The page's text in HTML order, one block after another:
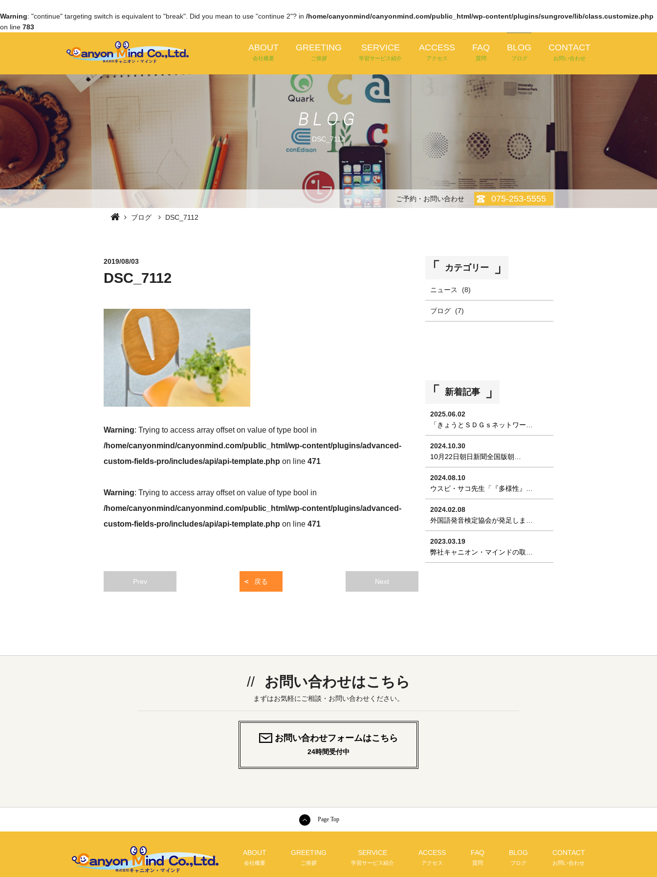
Warning: "continue" targeting switch is equivalent to "break". Did you mean to use "continue 2"? in /home/canyonmind/canyonmind.com/public_html/wp-content/plugins/sungrove/lib/class.customize.php
on line 783
ABOUT
会社概要
GREETING
ご挨拶
SERVICE
学習サービス紹介
ACCESS
アクセス
FAQ
質問
BLOG
ブログ
CONTACT
お問い合わせ
BLOG
DSC_7112
ご予約・お問い合わせ 075-253-5555
ブログ DSC_7112
2019/08/03
DSC_7112
Warning: Trying to access array offset on value of type bool in
/home/canyonmind/canyonmind.com/public_html/wp-content/plugins/advanced-
custom-fields-pro/includes/api/api-template.php on line 471
Warning: Trying to access array offset on value of type bool in
/home/canyonmind/canyonmind.com/public_html/wp-content/plugins/advanced-
custom-fields-pro/includes/api/api-template.php on line 471
Prev 戻る Next
カテゴリー
ニュース (8)
ブログ (7)
新着記事
2025.06.02
「きょうとＳＤＧｓネットワー…
2024.10.30
10月22日朝日新聞全国版朝…
2024.08.10
ウスビ・サコ先生「『多様性』…
2024.02.08
外国語発音検定協会が発足しま…
2023.03.19
弊社キャニオン・マインドの取…
お問い合わせはこちら
まずはお気軽にご相談・お問い合わせください。
お問い合わせフォームはこちら
24時間受付中
Page Top
ABOUT
会社概要
GREETING
ご挨拶
SERVICE
学習サービス紹介
ACCESS
アクセス
FAQ
質問
BLOG
ブログ
CONTACT
お問い合わせ